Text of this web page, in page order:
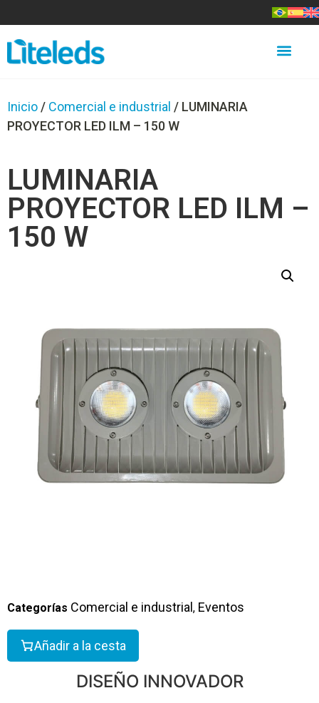
Inicio / Comercial e industrial / LUMINARIA
PROYECTOR LED ILM – 150 W
LUMINARIA
PROYECTOR LED ILM –
150 W
Categorías Comercial e industrial, Eventos
Añadir a la cesta
DISEÑO INNOVADOR